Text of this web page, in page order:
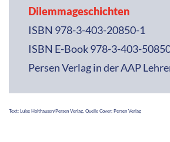
Dilemmageschichten
ISBN 978-3-403-20850-1
ISBN E-Book 978-3-403-
Persen Verlag in der AAP
Text: Luise Holthausen/Persen Verlag, Quelle Cover: Persen Verlag